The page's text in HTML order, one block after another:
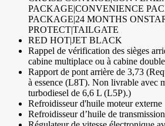
PACKAGE|CONVENIENCE
PACKAGE|24 MONTHS
PROTECT|TAILGATE
RED HOT|JET BLACK
Rappel de vérification des sièges
cabine multiplace ou à cabine
Rapport de pont arrière de 3,73
à essence (L8T). Non livrable avec
turbodiesel de 6,6 L (L5P).)
Refroidisseur d'huile moteur externe
Refroidisseur d’huile de